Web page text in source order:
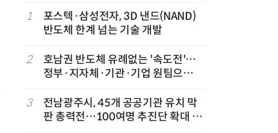
1
포스텍·삼성전자, 3D 낸드(NAND)
반도체 한계 넘는 기술 개발
2
호남권 반도체 유례없는 '속도전'…
정부·지자체·기관·기업 원팀으로
3
전남광주시, 45개 공공기관 유치 막
판 총력전…100여명 추진단 확대 개